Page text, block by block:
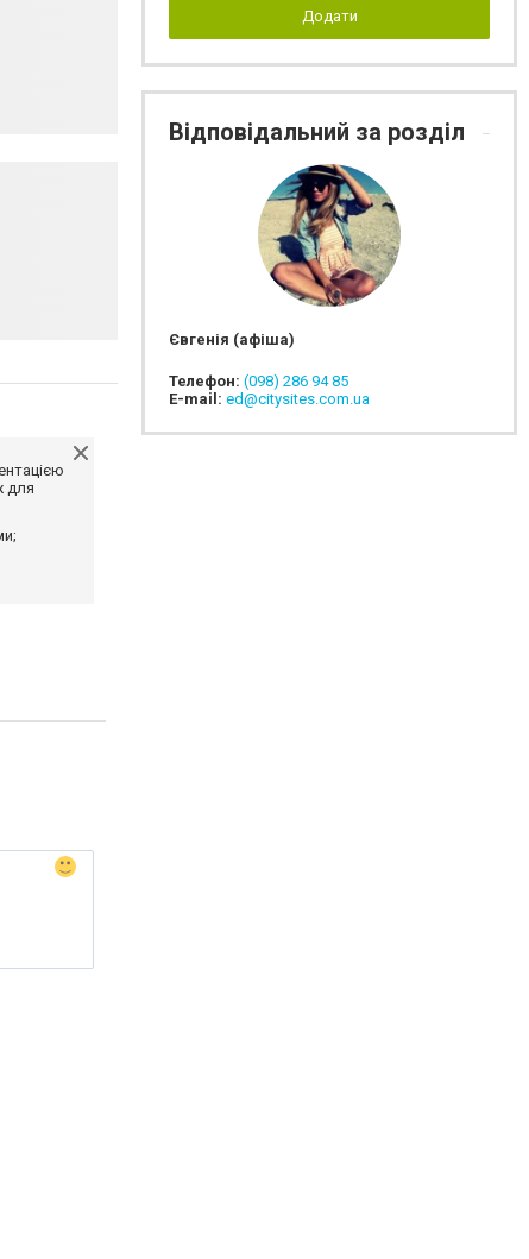
для
Додати
Відповідальний за розділ
Євгенія (афіша)
Телефон: (098) 286 94 85
E-mail: ed@citysites.com.ua